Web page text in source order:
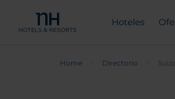
Hoteles
Home Directorio Suiza